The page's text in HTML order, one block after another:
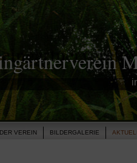
DER VEREIN BILDERGALERIE